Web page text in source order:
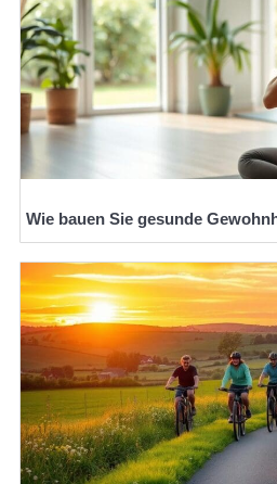
Wie bauen Sie gesunde